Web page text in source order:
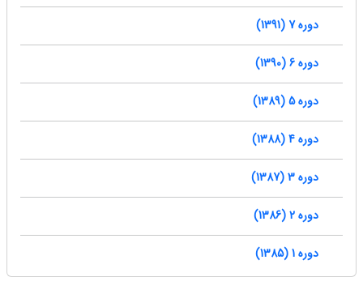
دوره 7 (1391)
دوره 6 (1390)
دوره 5 (1389)
دوره 4 (1388)
دوره 3 (1387)
دوره 2 (1386)
دوره 1 (1385)